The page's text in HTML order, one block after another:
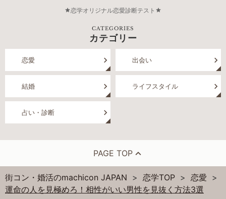
恋学オリジナル恋愛診断テスト
CATEGORIES
カテゴリー
恋愛 出会い
結婚 ライフスタイル
占い・診断
PAGE TOP
街コン・婚活のmachicon JAPAN 恋学TOP
恋愛
運命の人を見極めろ！相性がいい男性を見抜く方法3選